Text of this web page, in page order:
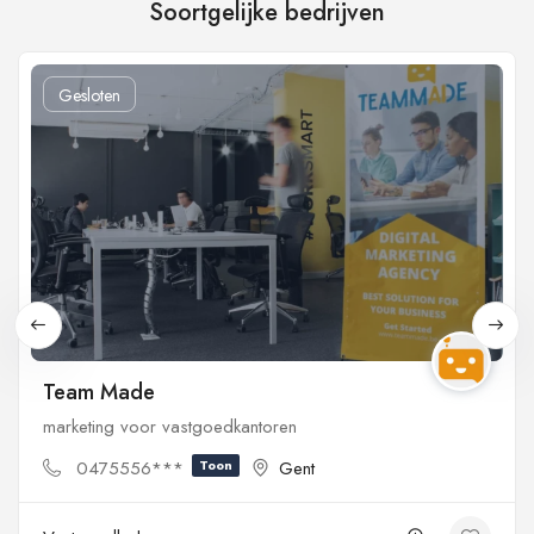
Soortgelijke bedrijven
Gesloten
Team Made
marketing voor vastgoedkantoren
0475556***
Toon Gent